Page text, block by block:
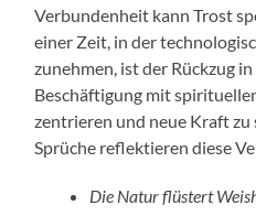
Verbundenheit kann Trost
einer Zeit, in der
zunehmen, ist der Rückzug
Beschäftigung mit
zentrieren und neue Kraft zu
Sprüche reflektieren diese
Die Natur flüstert